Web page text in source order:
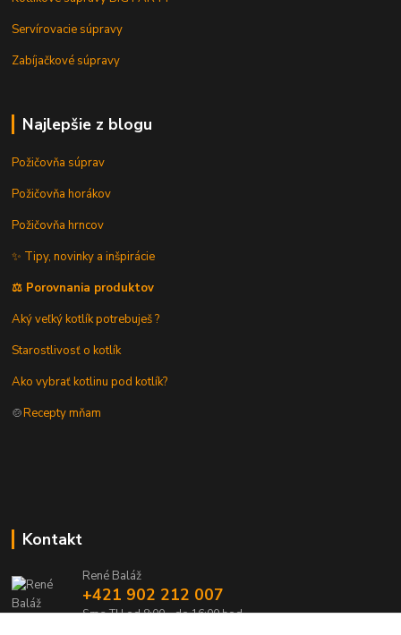
Servírovacie súpravy
Zabíjačkové súpravy
Najlepšie z blogu
Požičovňa súprav
Požičovňa horákov
Požičovňa hrncov
✨ Tipy, novinky a inšpirácie
⚖️ Porovnania produktov
Aký veľký kotlík potrebuješ ?
Starostlivosť o kotlík
Ako vybrať kotlinu pod kotlík?
🍲Recepty mňam
Kontakt
René Baláž
+421 902 212 007
Sme TU od 8:00 - do 16:00 hod